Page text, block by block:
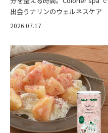
出会うナリンのウェルネスケア
2026.07.17